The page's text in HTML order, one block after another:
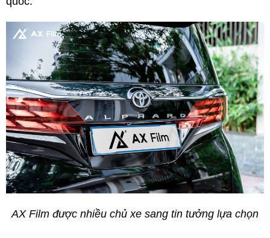
AX Film được nhiều chủ xe sang tin tưởng lựa chọn